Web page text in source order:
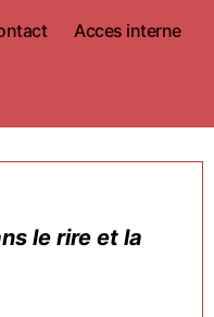
Acces interne
le rire et la